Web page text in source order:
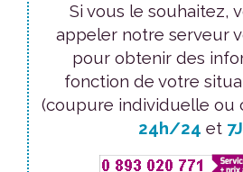
Si vous le souhaitez,
appeler notre serveur
pour obtenir des
fonction de votre
(coupure individuelle ou
24h/24 et